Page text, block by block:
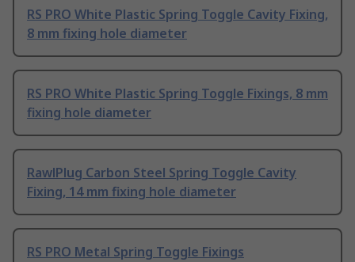
RS PRO White Plastic Spring Toggle Cavity Fixing,
8 mm fixing hole diameter
RS PRO White Plastic Spring Toggle Fixings, 8 mm
fixing hole diameter
RawlPlug Carbon Steel Spring Toggle Cavity
Fixing, 14 mm fixing hole diameter
RS PRO Metal Spring Toggle Fixings